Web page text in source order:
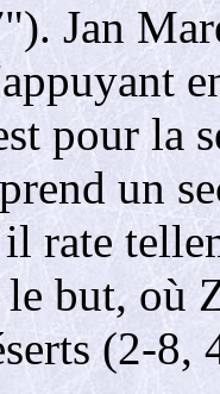
Jan
pour la
un
il rate
but, où
(2-8,